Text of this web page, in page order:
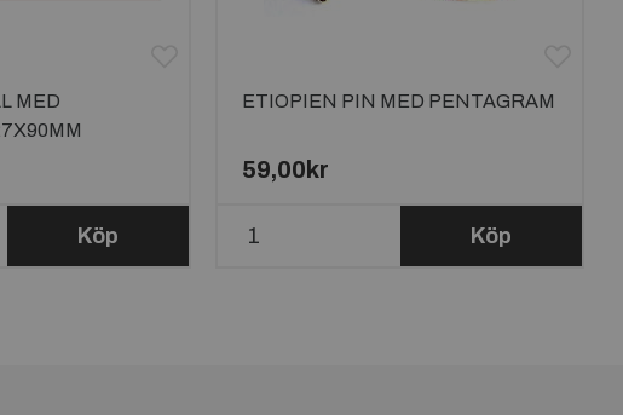
MED
Köp
ETIOPIEN PIN MED PENTAGRAM
59,00kr
Köp